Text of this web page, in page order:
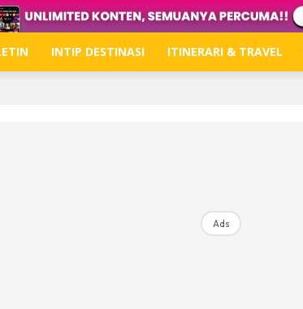
INTIP DESTINASI ITINERARI & TRAVEL
Ads